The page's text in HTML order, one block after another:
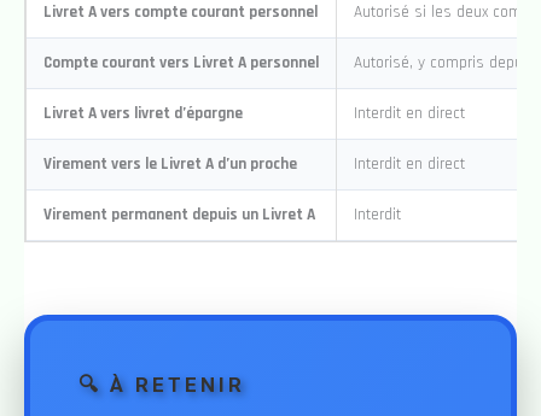
Livret A vers compte courant personnel Autorisé si les deux
Compte courant vers Livret A personnel Autorisé, y compris
Livret A vers livret d’épargne Interdit en direct
Virement vers le Livret A d’un proche Interdit en direct
Virement permanent depuis un Livret A Interdit
🔍 À RETENIR